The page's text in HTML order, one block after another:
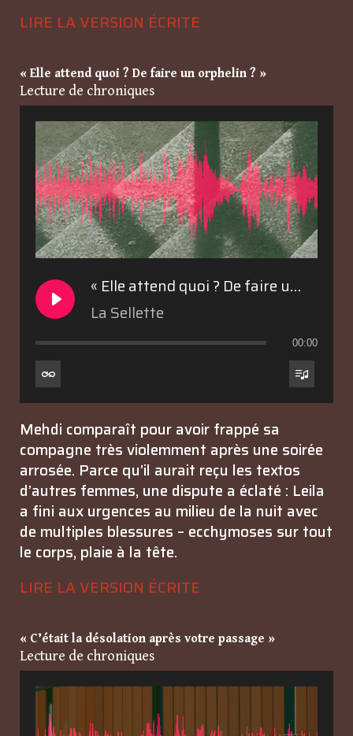
LIRE LA VERSION ÉCRITE
« Elle attend quoi ? De faire un orphelin ? »
Lecture de chroniques
« Elle attend quoi ? De faire un orphelin ? »
La Sellette
00:00
Mehdi comparaît pour avoir frappé sa
compagne très violemment après une soirée
arrosée. Parce qu’il aurait reçu les textos
d’autres femmes, une dispute a éclaté : Leila
a fini aux urgences au milieu de la nuit avec
de multiples blessures – ecchymoses sur tout
le corps, plaie à la tête.
LIRE LA VERSION ÉCRITE
« C’était la désolation après votre passage »
Lecture de chroniques